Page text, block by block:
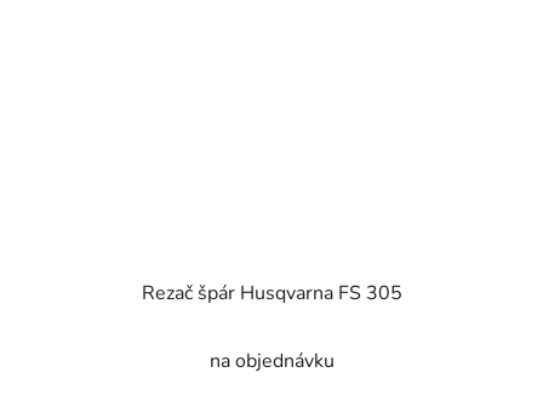
Rezač špár Husqvarna FS 305
na objednávku